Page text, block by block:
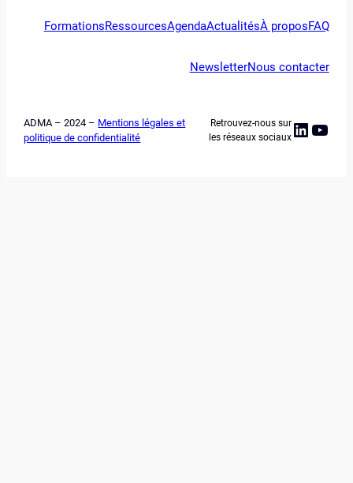
FormationsRessourcesAgendaActualitésÀ proposFAQ
NewsletterNous contacter
ADMA – 2024 – Mentions légales et
politique de confidentialité
Retrouvez-nous sur
les réseaux sociaux